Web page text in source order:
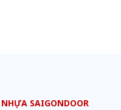
SAIGONDOOR